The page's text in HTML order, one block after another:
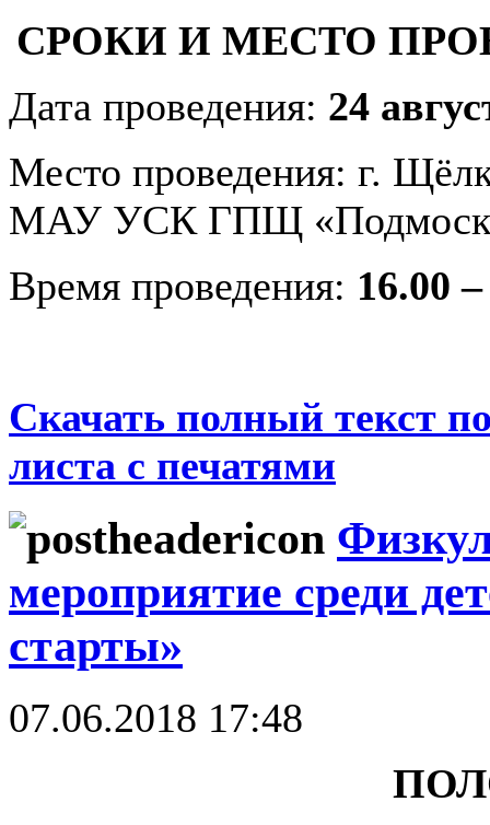
СРОКИ И МЕСТО
Дата проведения: 24
Место проведения: г.
МАУ УСК ГПЩ
Время проведения: 16.00
Скачать полный текст
листа с печатями
мероприятие среди
старты»
07.06.2018 17:48